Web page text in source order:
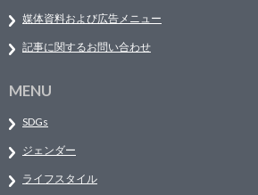
媒体資料および広告メニュー
記事に関するお問い合わせ
MENU
SDGs
ジェンダー
ライフスタイル